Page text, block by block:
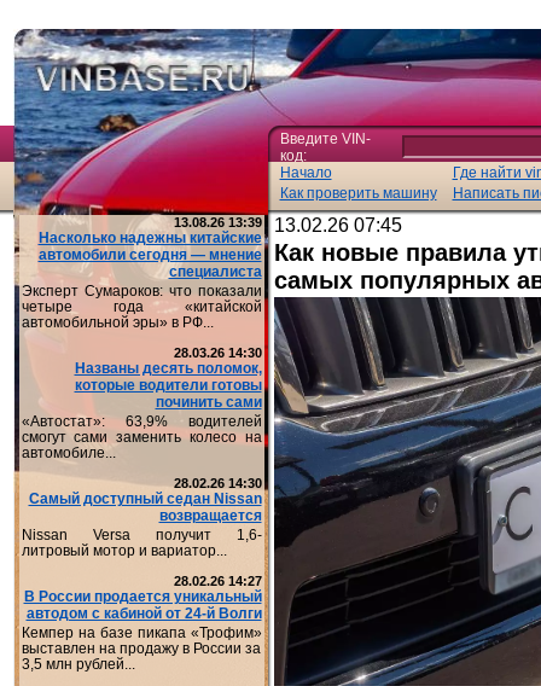
Введите VIN-
код:
Начало
Где найти
Как проверить машину
Написать
13.08.26 13:39
Насколько надежны китайские
автомобили сегодня — мнение
специалиста
Эксперт Сумароков: что показали
четыре года «китайской
автомобильной эры» в РФ...
28.03.26 14:30
Названы десять поломок,
которые водители готовы
починить сами
«Автостат»: 63,9% водителей
смогут сами заменить колесо на
автомобиле...
28.02.26 14:30
Самый доступный седан Nissan
возвращается
Nissan Versa получит 1,6-
литровый мотор и вариатор...
28.02.26 14:27
В России продается уникальный
автодом с кабиной от 24-й Волги
Кемпер на базе пикапа «Трофим»
выставлен на продажу в России за
3,5 млн рублей...
13.02.26 07:45
Как новые правила
самых популярных